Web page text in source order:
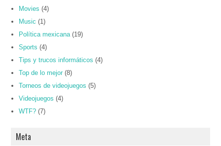
Movies (4)
Music (1)
Política mexicana (19)
Sports (4)
Tips y trucos informáticos (4)
Top de lo mejor (8)
Torneos de videojuegos (5)
Videojuegos (4)
WTF? (7)
Meta